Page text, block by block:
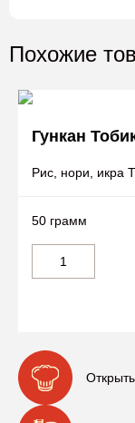
Похожие
Гункан
Рис, нори, икра
50 грамм